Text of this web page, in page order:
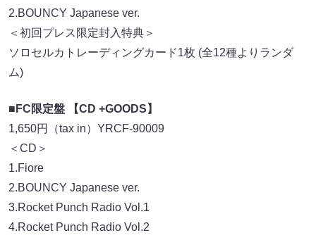
2.BOUNCY Japanese ver.
＜初回プレス限定封入特典＞
ソロセルカトレーディングカード1枚 (全12種よりランダ
ム)
■FC限定盤 【CD +GOODS】
1,650円（tax in）YRCF-90009
＜CD＞
1.Fiore
2.BOUNCY Japanese ver.
3.Rocket Punch Radio Vol.1
4.Rocket Punch Radio Vol.2